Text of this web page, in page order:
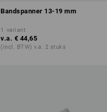
Bandspanner 13-19 mm
1 variant
v.a. € 44,65
(incl. BTW) v.a. 2 stuks